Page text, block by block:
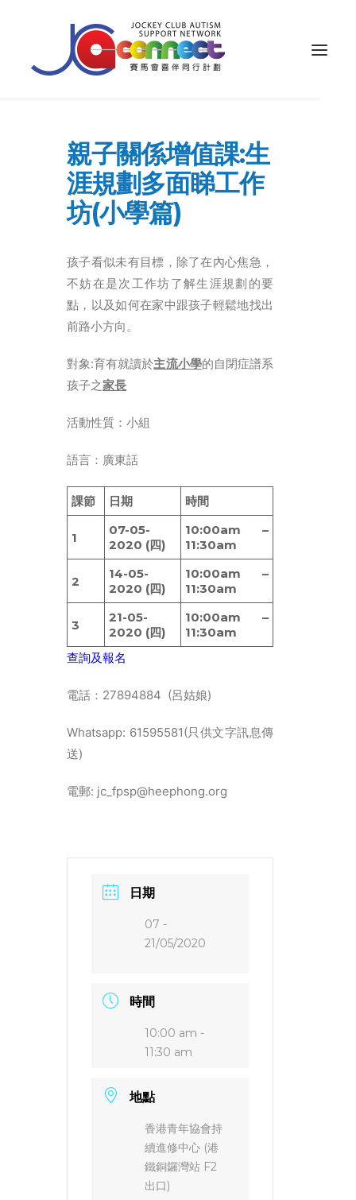
照顧者支援
公眾教育
家長專區
ENGLISH
字型大小
親子關係增值課:生
涯規劃多面睇工作
坊(小學篇)
孩子看似未有目標，除了在內心焦急，
不妨在是次工作坊了解生涯規劃的要
點，以及如何在家中跟孩子輕鬆地找出
前路小方向。
對象:育有就讀於主流小學的自閉症譜系
孩子之家長
活動性質：小組
語言：廣東話
課節 日期 時間
1
07-05-
2020 (四)
10:00am –
11:30am
2
14-05-
2020 (四)
10:00am –
11:30am
3
21-05-
2020 (四)
10:00am –
11:30am
查詢及報名
電話：27894884 (呂姑娘)
Whatsapp: 61595581(只供文字訊息傳
送)
電郵: jc_fpsp@heephong.org
日期
07 -
21/05/2020
時間
10:00 am -
11:30 am
地點
香港青年協會持
續進修中心 (港
鐵銅鑼灣站 F2
出口)